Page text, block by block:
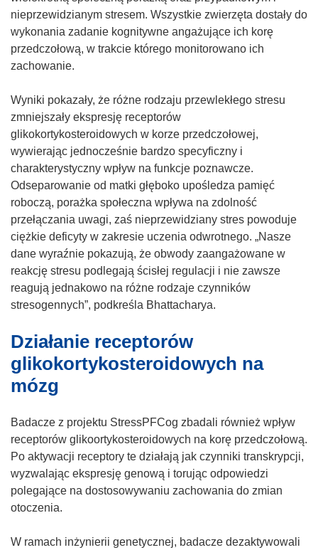
w
o
r
s
i
ę
w
n
o
w
y
m
o
k
n
i
)
nieprzewidzianym stresem. Wszystkie zwierzęta dostały do
wykonania zadanie kognitywne angażujące ich korę
przedczołową, w trakcie którego monitorowano ich
zachowanie.
Wyniki pokazały, że różne rodzaju przewlekłego stresu
zmniejszały ekspresję receptorów
glikokortykosteroidowych w korze przedczołowej,
wywierając jednocześnie bardzo specyficzny i
charakterystyczny wpływ na funkcje poznawcze.
Odseparowanie od matki głęboko upośledza pamięć
roboczą, porażka społeczna wpływa na zdolność
przełączania uwagi, zaś nieprzewidziany stres powoduje
ciężkie deficyty w zakresie uczenia odwrotnego. „Nasze
dane wyraźnie pokazują, że obwody zaangażowane w
reakcję stresu podlegają ścisłej regulacji i nie zawsze
reagują jednakowo na różne rodzaje czynników
stresogennych”, podkreśla Bhattacharya.
Działanie receptorów
glikokortykosteroidowych na
mózg
Badacze z projektu StressPFCog zbadali również wpływ
receptorów glikoortykosteroidowych na korę przedczołową.
Po aktywacji receptory te działają jak czynniki transkrypcji,
wyzwalając ekspresję genową i torując odpowiedzi
polegające na dostosowywaniu zachowania do zmian
otoczenia.
W ramach inżynierii genetycznej, badacze dezaktywowali